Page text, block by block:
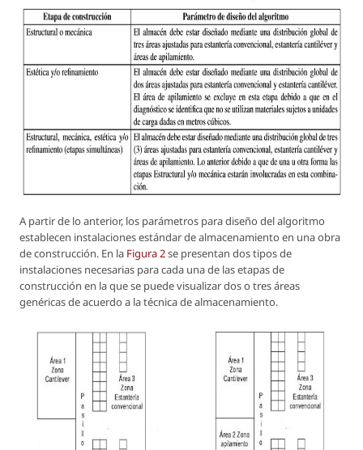
A partir de lo anterior, los parámetros para diseño del algoritmo
establecen instalaciones estándar de almacenamiento en una obra
de construcción. En la Figura 2se presentan dos tipos de
instalaciones necesarias para cada una de las etapas de
construcción en la que se puede visualizar dos o tres áreas
genéricas de acuerdo a la técnica de almacenamiento.